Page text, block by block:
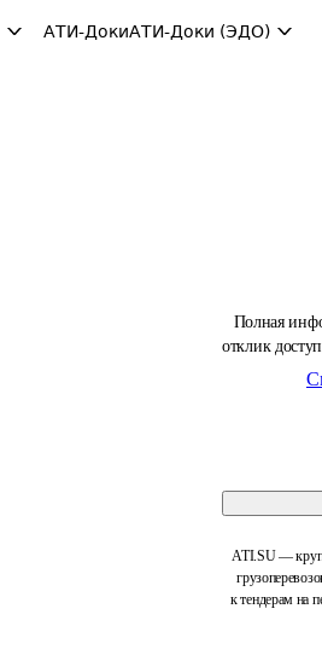
АТИ-ДокиАТИ-Доки (ЭДО)
Полная
отклик
ATI.SU —
к тендерам на